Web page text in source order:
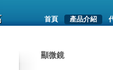
首頁 產品介紹
顯微鏡